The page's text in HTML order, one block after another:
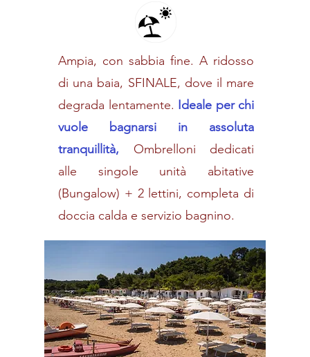
Ampia, con sabbia fine. A ridosso
di una baia, SFINALE, dove il mare
degrada lentamente. Ideale per chi
vuole bagnarsi in assoluta
tranquillità, Ombrelloni dedicati
alle singole unità abitative
(Bungalow) + 2 lettini, completa di
doccia calda e servizio bagnino.